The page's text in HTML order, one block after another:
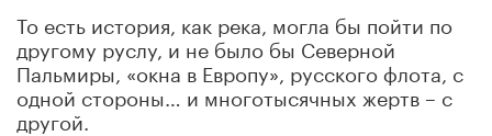
То есть история, как река, могла бы пойти по
другому руслу, и не было бы Северной
Пальмиры, «окна в Европу», русского флота, с
одной стороны… и многотысячных жертв – с
другой.